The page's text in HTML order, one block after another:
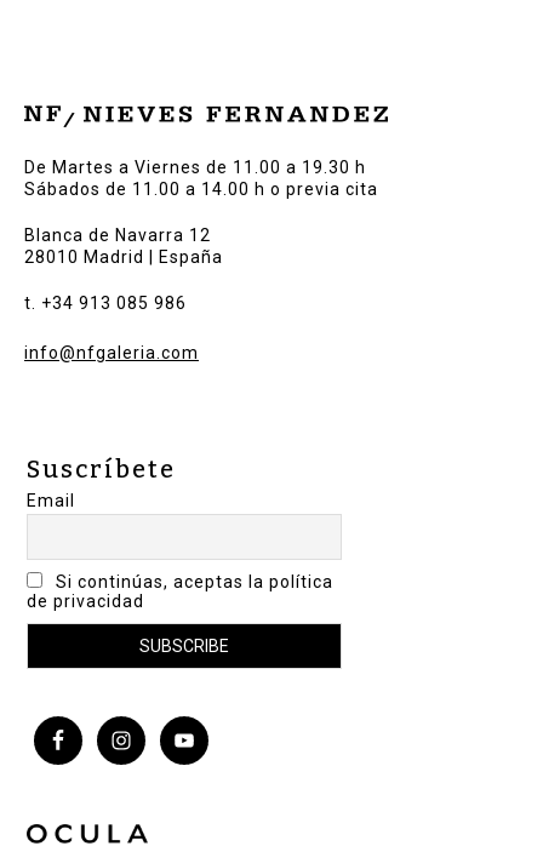
De Martes a Viernes de 11.00 a 19.30 h
Sábados de 11.00 a 14.00 h o previa cita
Blanca de Navarra 12
28010 Madrid | España
t. +34 913 085 986
info@nfgaleria.com
Suscríbete
Email
Si continúas, aceptas la política
de privacidad